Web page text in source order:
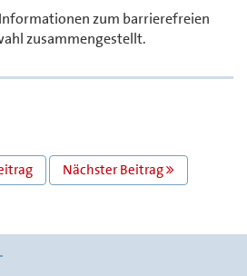
zum barrierefreien
zusammengestellt.
Nächster Beitrag